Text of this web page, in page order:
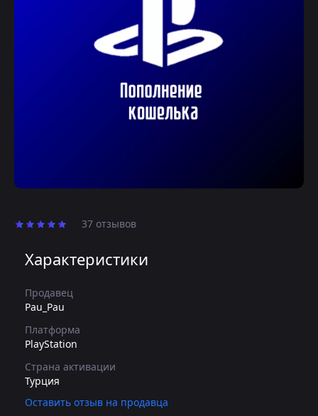
37 отзывов
Характеристики
Продавец
Pau_Pau
Платформа
PlayStation
Страна активации
Турция
Оставить отзыв на продавца